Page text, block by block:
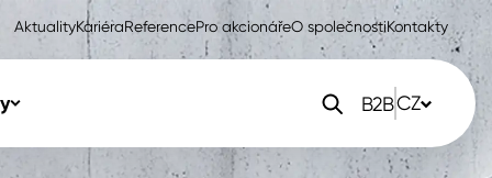
AktualityKariéraReferencePro akcionářeO společnostiKontakty
B2BCZ